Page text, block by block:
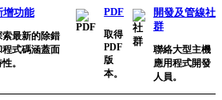
增功能
索最新的除錯
程式碼涵蓋面
。
PDF
取得
PDF
版
本。
開發及管線社
群
聯絡大型主機
應用程式開發
人員。